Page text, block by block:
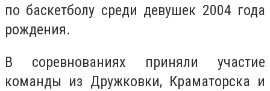
по баскетболу среди девушек 2004 года
рождения.
В соревнованиях приняли участие
команды из Дружковки, Краматорска и